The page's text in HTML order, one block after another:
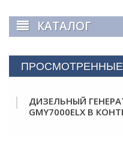
КАТАЛОГ
ДИЗЕЛЬНЫЙ
GMY7000ELX В